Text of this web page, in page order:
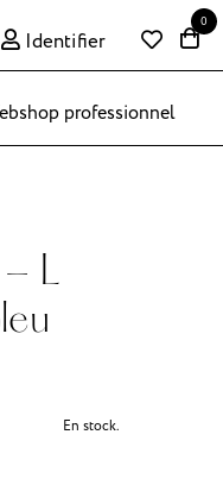
Identifier
0
professionnel
- L
En stock.